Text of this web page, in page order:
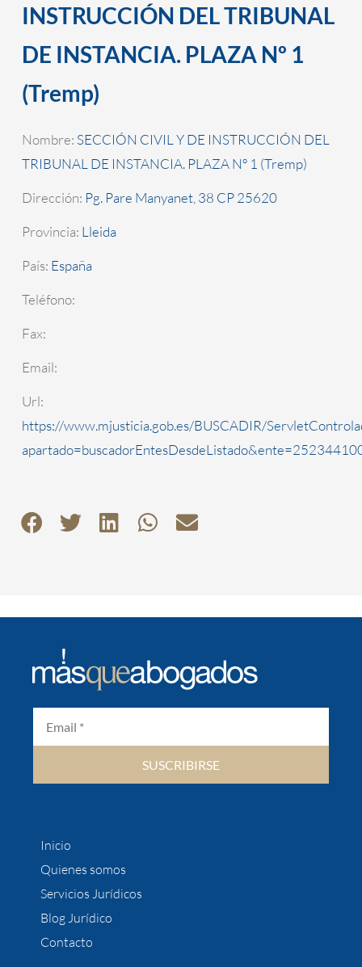
INSTRUCCIÓN DEL TRIBUNAL
DE INSTANCIA. PLAZA Nº 1
(Tremp)
Nombre: SECCIÓN CIVIL Y DE INSTRUCCIÓN DEL
TRIBUNAL DE INSTANCIA. PLAZA Nº 1 (Tremp)
Dirección: Pg. Pare Manyanet, 38 CP 25620
Provincia: Lleida
País: España
Teléfono:
Fax:
Email:
Url:
https://www.mjusticia.gob.es/BUSCADIR/
SUSCRIBIRSE
Inicio
Quienes somos
Servicios Jurídicos
Blog Jurídico
Contacto